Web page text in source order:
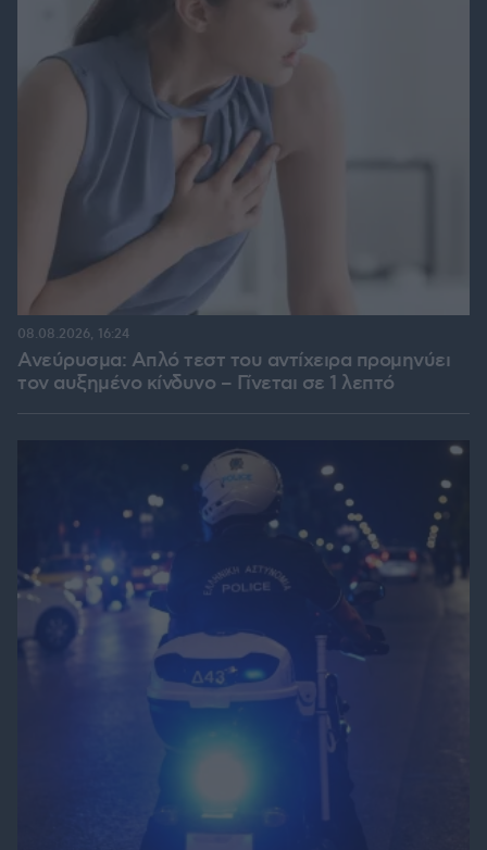
Ανεύρυσμα: Απλό τεστ του αντίχειρα προμηνύει
τον αυξημένο κίνδυνο – Γίνεται σε 1 λεπτό
08.08.2026, 16:24